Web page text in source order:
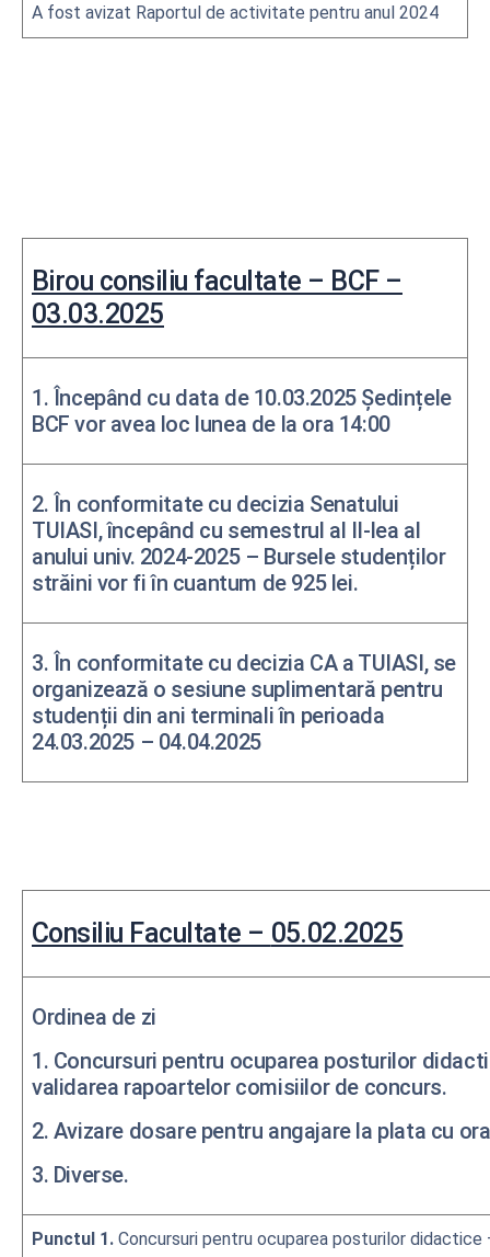
A fost avizat Raportul de activitate pentru anul 2024
Birou consiliu facultate – BCF –
03.03.2025
1. Începând cu data de 10.03.2025 Ședințele
BCF vor avea loc lunea de la ora 14:00
2. În conformitate cu decizia Senatului
TUIASI, începând cu semestrul al II-lea al
anului univ. 2024-2025 – Bursele studenților
străini vor fi în cuantum de 925 lei.
3. În conformitate cu decizia CA a TUIASI, se
organizează o sesiune suplimentară pentru
studenții din ani terminali în perioada
24.03.2025 – 04.04.2025
Consiliu Facultate – 05.02.2025
Ordinea de zi
1. Concursuri pentru ocuparea posturilor
validarea rapoartelor comisiilor de concurs.
2. Avizare dosare pentru angajare la plata cu
3. Diverse.
Punctul 1. Concursuri pentru ocuparea posturilor didactice